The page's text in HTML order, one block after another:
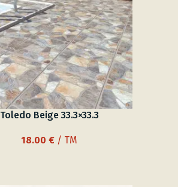
Toledo Beige 33.3×33.3
18.00 € / TM